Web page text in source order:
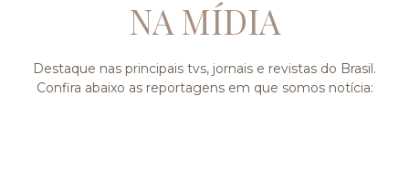
NA MÍDIA
Destaque nas principais tvs, jornais e revistas do Brasil.
Confira abaixo as reportagens em que somos notícia: